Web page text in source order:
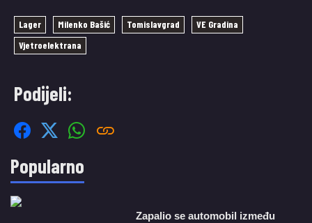
Lager Milenko Bašić Tomislavgrad
VE Gradina
Vjetroelektrana
Podijeli:
Popularno
Zapalio se automobil između